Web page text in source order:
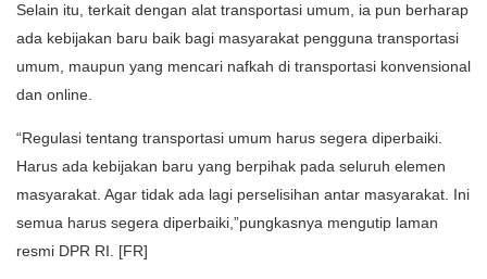
Selain itu, terkait dengan alat transportasi umum, ia pun berharap
ada kebijakan baru baik bagi masyarakat pengguna transportasi
umum, maupun yang mencari nafkah di transportasi konvensional
dan online.
“Regulasi tentang transportasi umum harus segera diperbaiki.
Harus ada kebijakan baru yang berpihak pada seluruh elemen
masyarakat. Agar tidak ada lagi perselisihan antar masyarakat. Ini
semua harus segera diperbaiki,”pungkasnya mengutip laman
resmi DPR RI. [FR]